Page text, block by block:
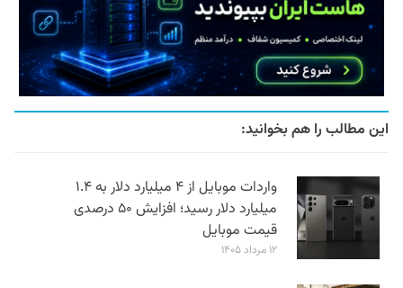
این مطالب را هم بخوانید:
واردات موبایل از ۴ میلیارد دلار به ۱.۴
میلیارد دلار رسید؛ افزایش ۵۰ درصدی
قیمت موبایل
۱۲ مرداد ۱۴۰۵